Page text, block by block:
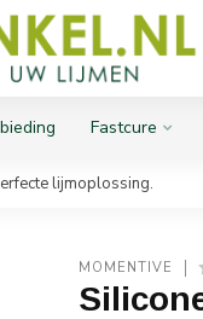
Fastcure
lijmoplossing.
MOMENTIVE